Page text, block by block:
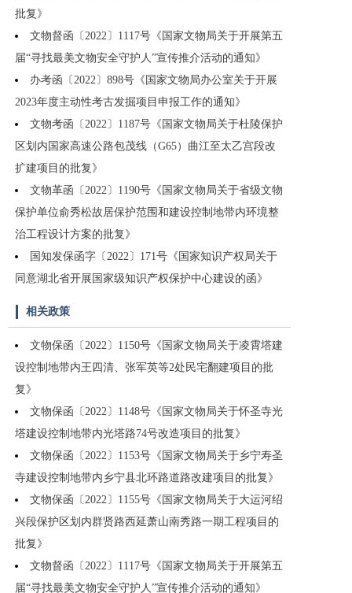
批复》
文物督函〔2022〕1117号《国家文物局关于开展第五
届“寻找最美文物安全守护人”宣传推介活动的通知》
办考函〔2022〕898号《国家文物局办公室关于开展
2023年度主动性考古发掘项目申报工作的通知》
文物考函〔2022〕1187号《国家文物局关于杜陵保护
区划内国家高速公路包茂线（G65）曲江至太乙宫段改
扩建项目的批复》
文物革函〔2022〕1190号《国家文物局关于省级文物
保护单位俞秀松故居保护范围和建设控制地带内环境整
治工程设计方案的批复》
国知发保函字〔2022〕171号《国家知识产权局关于
同意湖北省开展国家级知识产权保护中心建设的函》
相关政策
文物保函〔2022〕1150号《国家文物局关于凌霄塔建
设控制地带内王四清、张军英等2处民宅翻建项目的批
复》
文物保函〔2022〕1148号《国家文物局关于怀圣寺光
塔建设控制地带内光塔路74号改造项目的批复》
文物保函〔2022〕1153号《国家文物局关于乡宁寿圣
寺建设控制地带内乡宁县北环路道路改建项目的批复》
文物保函〔2022〕1155号《国家文物局关于大运河绍
兴段保护区划内群贤路西延萧山南秀路一期工程项目的
批复》
文物督函〔2022〕1117号《国家文物局关于开展第五
届“寻找最美文物安全守护人”宣传推介活动的通知》